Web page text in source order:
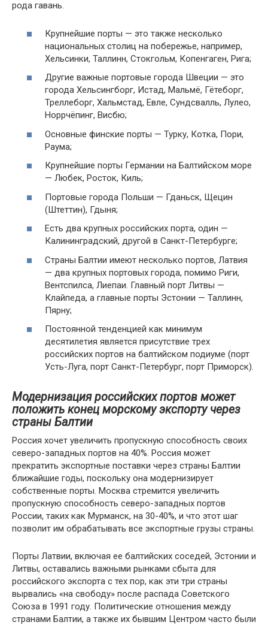
рода гавань.
Крупнейшие порты — это также несколько
национальных столиц на побережье, например,
Хельсинки, Таллинн, Стокгольм, Копенгаген, Рига;
Другие важные портовые города Швеции — это
города Хельсингборг, Истад, Мальмё, Гётеборг,
Треллеборг, Хальмстад, Евле, Сундсвалль, Лулео,
Норрчёпинг, Висбю;
Основные финские порты — Турку, Котка, Пори,
Раума;
Крупнейшие порты Германии на Балтийском море
— Любек, Росток, Киль;
Портовые города Польши — Гданьск, Щецин
(Штеттин), Гдыня;
Есть два крупных российских порта, один —
Калининградский, другой в Санкт-Петербурге;
Страны Балтии имеют несколько портов, Латвия
— два крупных портовых города, помимо Риги,
Вентспилса, Лиепаи. Главный порт Литвы —
Клайпеда, а главные порты Эстонии — Таллинн,
Пярну;
Постоянной тенденцией как минимум
десятилетия является присутствие трех
российских портов на балтийском подиуме (порт
Усть-Луга, порт Санкт-Петербург, порт Приморск).
Модернизация российских портов может
положить конец морскому экспорту через
страны Балтии
Россия хочет увеличить пропускную способность своих
северо-западных портов на 40%. Россия может
прекратить экспортные поставки через страны Балтии
ближайшие годы, поскольку она модернизирует
собственные порты. Москва стремится увеличить
пропускную способность северо-западных портов
России, таких как Мурманск, на 30-40%, и что этот шаг
позволит им обрабатывать все экспортные грузы страны.
Порты Латвии, включая ее балтийских соседей, Эстонии и
Литвы, оставались важными рынками сбыта для
российского экспорта с тех пор, как эти три страны
вырвались «на свободу» после распада Советского
Союза в 1991 году. Политические отношения между
странами Балтии, а также их бывшим Центром часто были